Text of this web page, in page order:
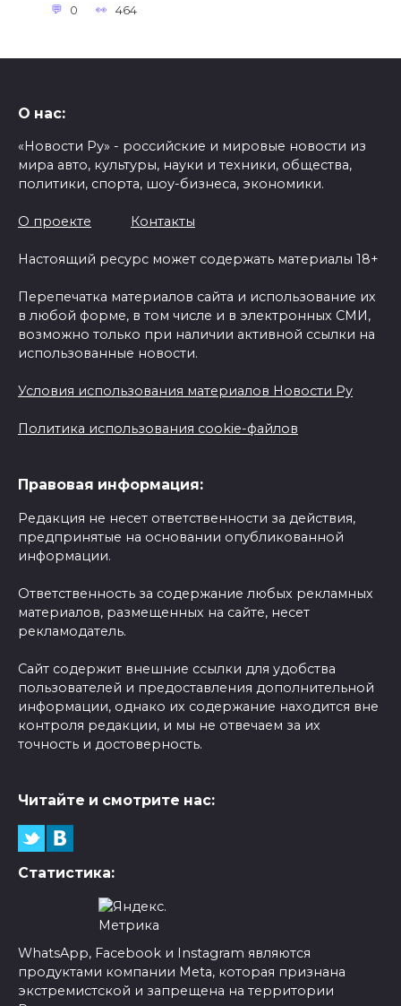
0 464
О нас:
«Новости Ру» - российские и мировые новости из
мира авто, культуры, науки и техники, общества,
политики, спорта, шоу-бизнеса, экономики.
О проекте Контакты
Настоящий ресурс может содержать материалы 18+
Перепечатка материалов сайта и использование их
в любой форме, в том числе и в электронных СМИ,
возможно только при наличии активной ссылки на
использованные новости.
Условия использования материалов Новости Ру
Политика использования cookie-файлов
Правовая информация:
Редакция не несет ответственности за действия,
предпринятые на основании опубликованной
информации.
Ответственность за содержание любых рекламных
материалов, размещенных на сайте, несет
рекламодатель.
Сайт содержит внешние ссылки для удобства
пользователей и предоставления дополнительной
информации, однако их содержание находится вне
контроля редакции, и мы не отвечаем за их
точность и достоверность.
Читайте и смотрите нас:
Статистика:
WhatsApp, Facebook и Instagram являются
продуктами компании Meta, которая признана
экстремистской и запрещена на территории